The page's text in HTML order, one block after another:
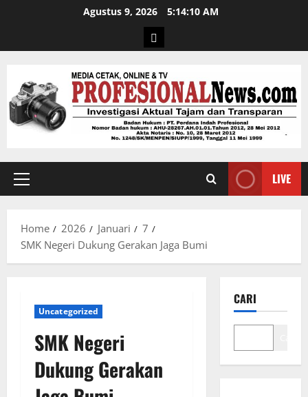
Agustus 9, 2026 5:14:10 AM
LIVE
Home 2026 Januari
7
SMK Negeri Dukung Gerakan Jaga Bumi
Uncategorized
SMK Negeri
Dukung Gerakan
CARI